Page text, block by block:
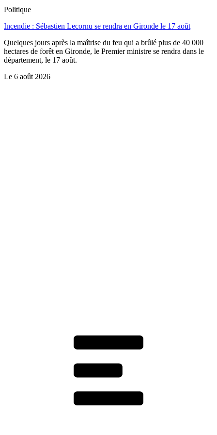
Politique
Incendie : Sébastien Lecornu se rendra en Gironde le 17 août
Quelques jours après la maîtrise du feu qui a brûlé plus de 40 000
hectares de forêt en Gironde, le Premier ministre se rendra dans le
département, le 17 août.
Le 6 août 2026